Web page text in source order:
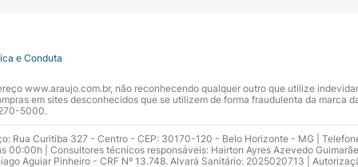
e Conduta
www.araujo.com.br, não reconhecendo qualquer outro que utilize
em sites desconhecidos que se utilizem de forma fraudulenta da marca
5000.
Rua Curitiba 327 - Centro - CEP: 30170-120 - Belo Horizonte - MG |
| Consultores técnicos responsáveis: Hairton Ayres Azevedo
Aguiar Pinheiro - CRF Nº 13.748. Alvará Sanitário: 2025020713 |